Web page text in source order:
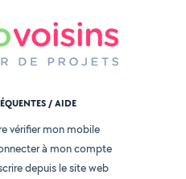
/ AIDE
vérifier mon mobile
à mon compte
depuis le site web